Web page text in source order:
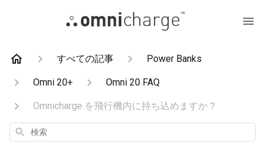
すべての記事 Power Banks
Omni 20+ Omni 20 FAQ
Omnicharge を飛行機内に持ち込めますか？
検
索